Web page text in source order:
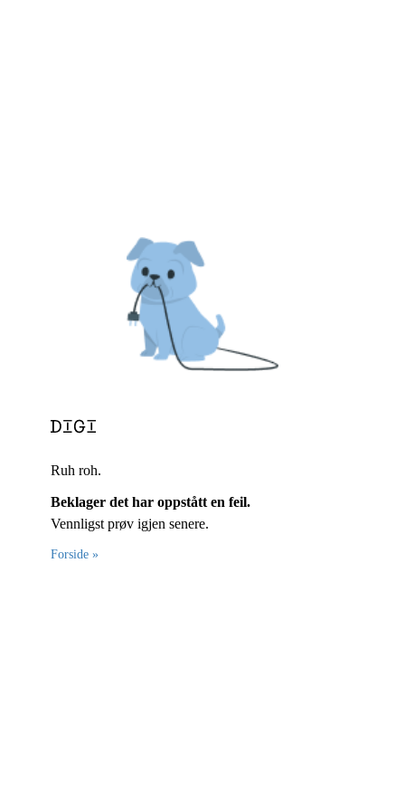
Ruh roh.
Beklager det har oppstått en feil.
Vennligst prøv igjen senere.
Forside »